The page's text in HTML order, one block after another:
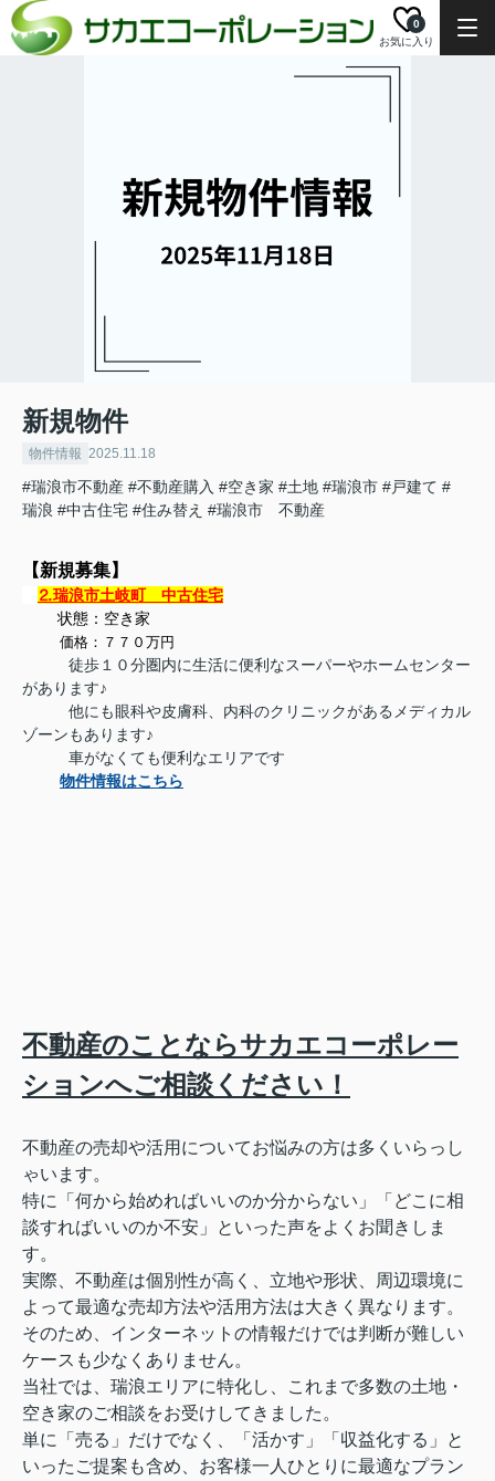
お気に入り
0
新規物件
物件情報 2025.11.18
#瑞浪市不動産 #不動産購入 #空き家 #土地 #瑞浪市 #戸建て #
瑞浪 #中古住宅 #住み替え #瑞浪市 不動産
【新規募集】
⒉瑞浪市土岐町 中古住宅
状態：空き家
価格：７７０万円
徒歩１０分圏内に生活に便利なスーパーやホームセンター
があります♪
他にも眼科や皮膚科、内科のクリニックがあるメディカル
ゾーンもあります♪
車がなくても便利なエリアです
物件情報はこちら
不動産のことならサカエコーポレー
ションへご相談ください！
不動産の売却や活用についてお悩みの方は多くいらっし
ゃいます。
特に「何から始めればいいのか分からない」「どこに相
談すればいいのか不安」といった声をよくお聞きしま
す。
実際、不動産は個別性が高く、立地や形状、周辺環境に
よって最適な売却方法や活用方法は大きく異なります。
そのため、インターネットの情報だけでは判断が難しい
ケースも少なくありません。
当社では、瑞浪エリアに特化し、これまで多数の土地・
空き家のご相談をお受けしてきました。
単に「売る」だけでなく、「活かす」「収益化する」と
いったご提案も含め、お客様一人ひとりに最適なプラン